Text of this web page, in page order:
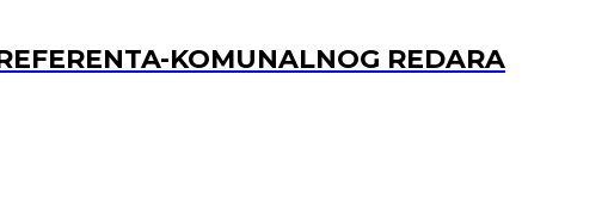
KOMUNALNOG REDARA